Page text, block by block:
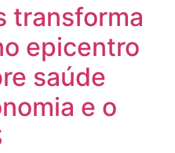
transforma
epicentro
saúde
e o